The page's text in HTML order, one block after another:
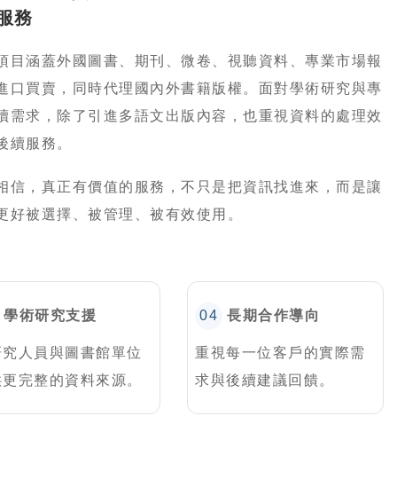
務
目涵蓋外國圖書、期刊、微卷、視聽資料、專業市場報
口買賣，同時代理國內外書籍版權。面對學術研究與專
需求，除了引進多語文出版內容，也重視資料的處理效
續服務。
信，真正有價值的服務，不只是把資訊找進來，而是讓
好被選擇、被管理、被有效使用。
學術研究支援
人員與圖書館單位
完整的資料來源。
04 長期合作導向
重視每一位客戶的實際需
求與後續建議回饋。